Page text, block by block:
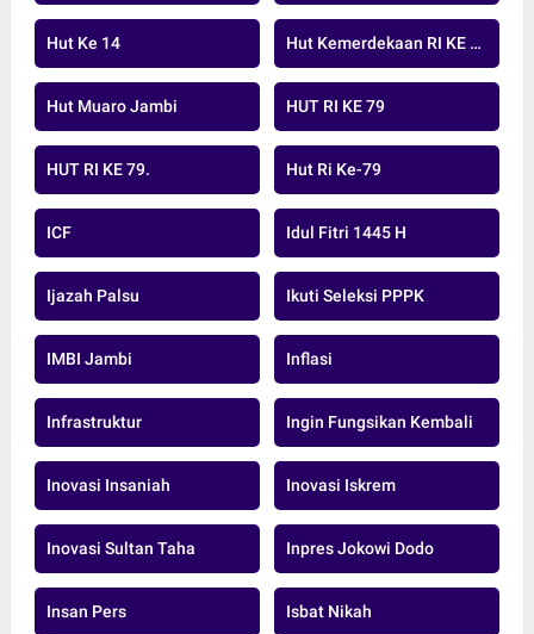
Hut Ke 14 Hut Kemerdekaan RI KE 79 TAHUN 20224
Hut Muaro Jambi HUT RI KE 79
HUT RI KE 79. Hut Ri Ke-79
ICF Idul Fitri 1445 H
Ijazah Palsu Ikuti Seleksi PPPK
IMBI Jambi Inflasi
Infrastruktur Ingin Fungsikan Kembali
Inovasi Insaniah Inovasi Iskrem
Inovasi Sultan Taha Inpres Jokowi Dodo
Insan Pers Isbat Nikah